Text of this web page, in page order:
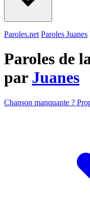
Paroles.net Paroles Juanes
Paroles de
par Juanes
Chanson manquante ?